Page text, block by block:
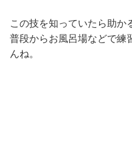
この技を知っていたら助か
普段からお風呂場などで練
んね。